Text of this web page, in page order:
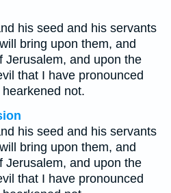
his seed and his servants
bring upon them, and
Jerusalem, and upon the
that I have pronounced
not.
his seed and his servants
bring upon them, and
Jerusalem, and upon the
that I have pronounced